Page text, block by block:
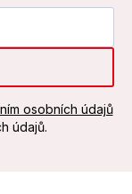
osobních údajů
údajů.